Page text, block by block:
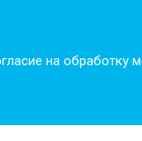
на обработку